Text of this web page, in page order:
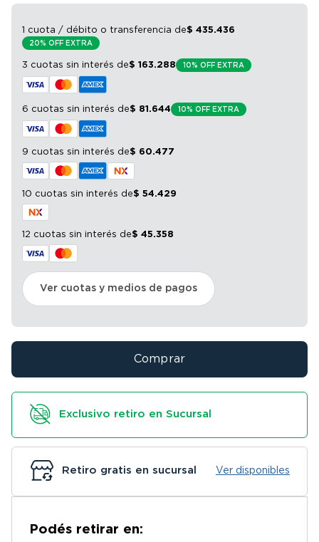
1 cuota / débito o transferencia de$ 435.436
20% OFF EXTRA
3 cuotas sin interés de$ 163.288 10% OFF EXTRA
6 cuotas sin interés de$ 81 .644 10% OFF EXTRA
9 cuotas sin interés de$ 60.477
10 cuotas sin interés de$ 54.429
12 cuotas sin interés de$ 45.358
Ver cuotas y medios de pagos
Comprar
Exclusivo retiro en Sucursal
Retiro gratis en sucursal Ver disponibles
Podés retirar en: